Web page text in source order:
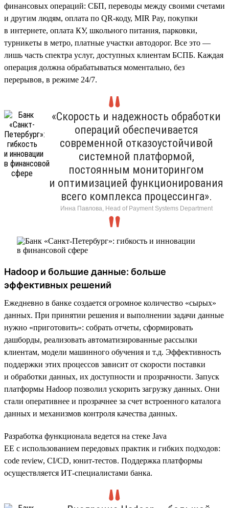
финансовых операций: СБП, переводы между своими счетами
и другим людям, оплата по QR-коду, MIR Pay, покупки
в интернете, оплата КУ, школьного питания, парковки,
турникеты в метро, платные участки автодорог. Все это —
лишь часть спектра услуг, доступных клиентам БСПБ. Каждая
операция должна обрабатываться моментально, без
перерывов, в режиме 24/7.
«Скорость и надежность обработки
операций обеспечивается
современной отказоустойчивой
системной платформой,
постоянным мониторингом
и оптимизацией функционирования
всего комплекса процессинга».
Инна Павлова, Head of Payment Systems Department
Hadoop и большие данные: больше
эффективных решений
Ежедневно в банке создается огромное количество «сырых»
данных. При принятии решения и выполнении задачи данные
нужно «приготовить»: собрать отчеты, сформировать
дашборды, реализовать автоматизированные рассылки
клиентам, модели машинного обучения и т.д. Эффективность
поддержки этих процессов зависит от скорости поставки
и обработки данных, их доступности и прозрачности. Запуск
платформы Hadoop позволил ускорить загрузку данных. Они
стали оперативнее и прозрачнее за счет встроенного каталога
данных и механизмов контроля качества данных.
Разработка функционала ведется на стеке Java
EE с использованием передовых практик и гибких подходов:
code review, CI/CD, юнит-тестов. Поддержка платформы
осуществляется ИТ-специалистами банка.